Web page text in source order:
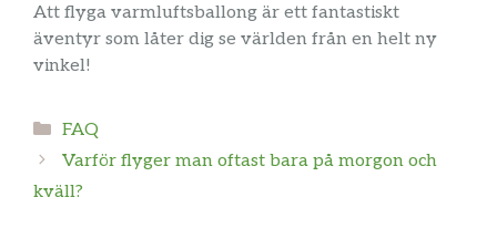
Att flyga varmluftsballong är ett fantastiskt
äventyr som låter dig se världen från en helt ny
vinkel!
Kategorier
FAQ
Varför flyger man oftast bara på morgon och
kväll?